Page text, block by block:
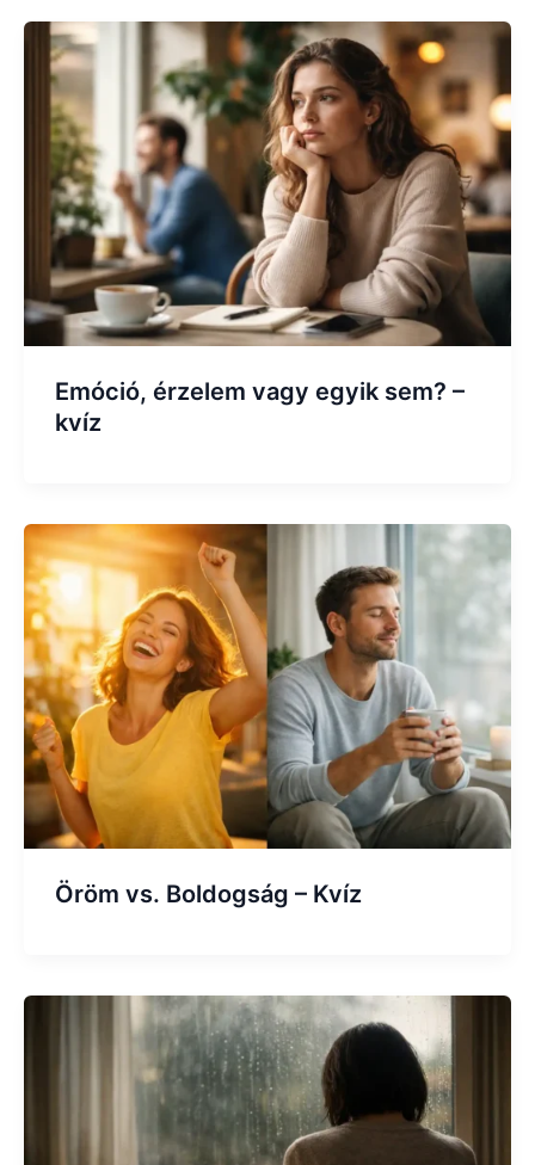
Emóció, érzelem vagy egyik sem? –
kvíz
Öröm vs. Boldogság – Kvíz